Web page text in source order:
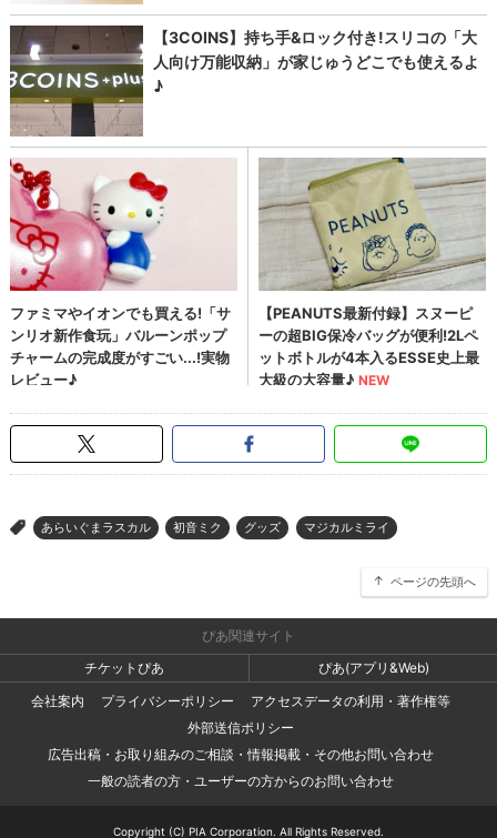
> あらいぐまラスカル 初音ミク グッズ マジカルミライ
ページの先頭へ
ぴあ関連サイト
チケットぴあ
ぴあ(アプリ&Web)
会社案内
プライバシーポリシー
アクセスデータの利用・著作権等
外部送信ポリシー
広告出稿・お取り組みのご相談・情報掲載・その他お問い合わせ
一般の読者の方・ユーザーの方からのお問い合わせ
Copyright (C) PIA Corporation. All Rights Reserved.